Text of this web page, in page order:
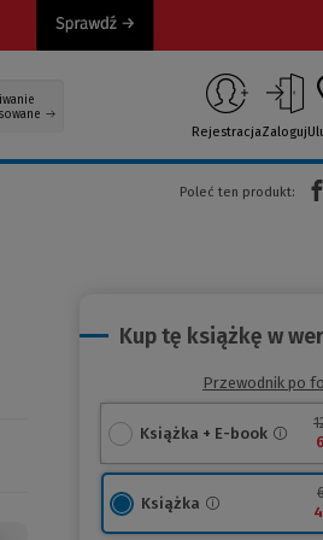
RejestracjaZaloguj
Poleć ten produkt:
Kup tę książkę w
Przewodnik po
Książka + E-book
Książka